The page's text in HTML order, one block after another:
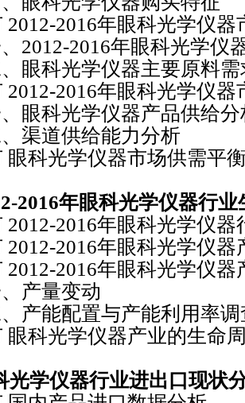
2016年眼科光学仪器
2016年眼科光学仪器
光学仪器主要原料需
2016年眼科光学仪器
光学仪器产品供给分
供给能力分析
科光学仪器市场供需平
2016年眼科光学仪器行业
2016年眼科光学仪器
2016年眼科光学仪器
2016年眼科光学仪器
量变动
配置与产能利用率调
科光学仪器产业的生命
光学仪器行业进出口现状